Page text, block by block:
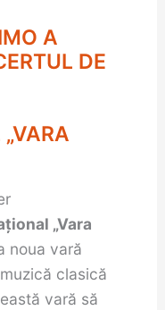
A
DE
„Vara
noua vară
clasică
vară să